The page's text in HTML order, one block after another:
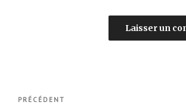
Navigation
Article
PRÉCÉDENT